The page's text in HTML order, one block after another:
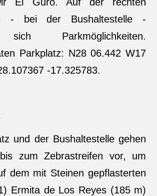
- bei der Bushaltestelle -
Parkmöglichkeiten.
Parkplatz: N28 06.442 W17
-17.325783.
und der Bushaltestelle gehen
zum Zebrastreifen vor, um
dem mit Steinen gepflasterten
Ermita de Los Reyes (185 m)